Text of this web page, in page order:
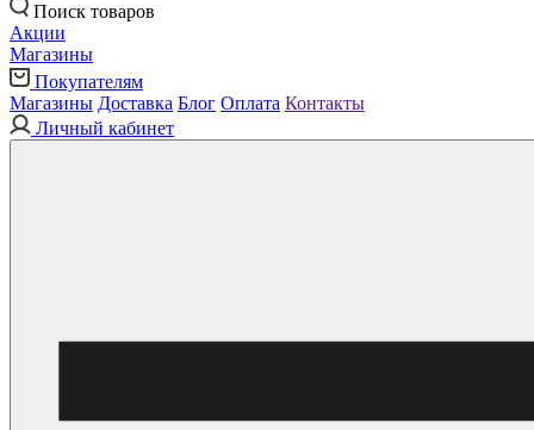
Поиск товаров
Акции
Магазины
Покупателям
Магазины Доставка Блог Оплата Контакты
Личный кабинет